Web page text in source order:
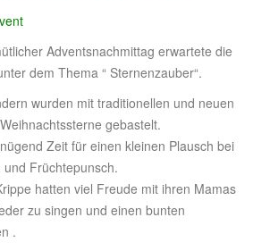
Adventsnachmittag erwartete die
dem Thema “ Sternenzauber“.
wurden mit traditionellen und neuen
gebastelt.
Zeit für einen kleinen Plausch bei
Früchtepunsch.
hatten viel Freude mit ihren Mamas
zu singen und einen bunten
.